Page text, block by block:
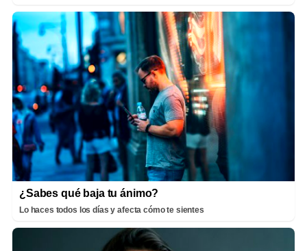
¿Sabes qué baja tu ánimo?
Lo haces todos los días y afecta cómo te sientes